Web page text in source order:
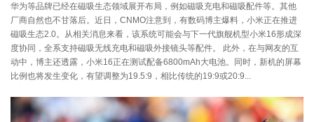
华为等品牌已经在磁吸生态领域展开布局，例如磁吸充电和磁吸配件等。其他
厂商自然也不甘落后。近日，CNMO注意到，有数码博主爆料，小米正在推进
磁吸生态2.0。从相关消息来看，该系统可能会与下一代旗舰机型小米16形成深
度协同，全系支持磁吸无线充电和磁吸外接镜头等配件。 此外，在与网友的互
动中，博主还透露，小米16正在测试配备6800mAh大电池。同时，新机的屏幕
比例也将发生变化，有望调整为19.5:9，相比传统的19:9或20:9...